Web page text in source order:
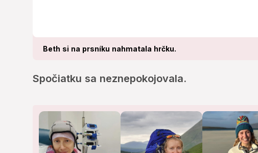
Beth si na prsníku nahmatala hrčku.
Spočiatku sa neznepokojovala.